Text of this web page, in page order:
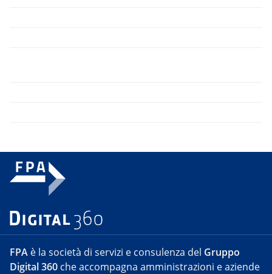
FPA è la società di servizi e consulenza del Gruppo
Digital 360 che accompagna amministrazioni e aziende